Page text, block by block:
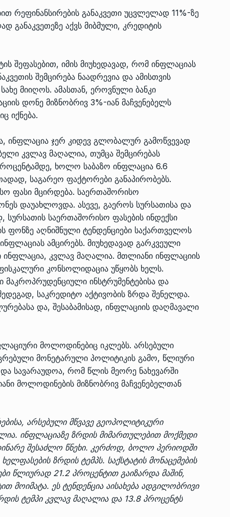
რეფინანსირების განაკვეთი უცვლელად 11%-ზე
განაკვეთეზე აქვს მიბმული, კრედიტის
შეფასებით, იმის მიუხედავად, რომ ინფლაციას
შემცირება ნაადრევია და ამისთვის
მიიღოს. ამასთან, ეროვნული ბანკი
დონე მიზნობრივ 3%-იან მაჩვენებელს
იქნება.
ინფლაცია ჯერ კიდევ გლობალურ გამოწვევად
კვლავ მაღალია, თუმცა შემცირებას
ხოლო საბაზო ინფლაცია 6.6
საგარეო ფაქტორები განაპირობებს.
ფასი მცირდება. საერთაშორისო
დაუახლოვდა. ასევე, გაეროს სურსათისა და
სურსათის საერთაშორისო ფასების ინდექსი
ფონზე აღნიშნული ტენდენციები საქართველოს
ამცირებს. მიუხედავად გარკვეული
ინფლაცია, კვლავ მაღალია. მთლიანი ინფლაციის
კონსოლიდაცია უწყობს ხელს.
ინსტრუმენტებისა და
საკრედიტო აქტივობის ზრდა შენელდა.
და, შესაბამისად, ინფლაციის დაღმავალი
მოლოდინებიც იკლებს. არსებული
მონეტარული პოლიტიკის გამო, წლიური
სავარაუდოა, რომ წლის მეორე ნახევარში
მოლოდინების მიზნობრივ მაჩვენებელთან
არსებული მწვავე გეოპოლიტიკური
ინფლაციაზე ზრდის მიმართულებით მოქმედი
შესაძლო წნეხი. კერძოდ, ბოლო პერიოდში
ზრდის ტემპს. საქსტატის მონაცემების
წლიურად 21.2 პროცენტით გაიზარდა მაშინ,
ეს ტენდენცია აისახება ადგილობრივი
ტემპი კვლავ მაღალია და 13.8 პროცენტს
ᲔᲙᲝᲜᲝᲛᲘᲙᲐ 13/05/2022
პრემიერ-მინისტრი ირაკლი
ღარიბაშვილი ოზურგეთის
15
პრემიერ-მინისტრმა ირაკლი
ღარიბაშვილმა ახლად
რეაბილიტირებული ოზურგეთის…
ᲒᲐᲜᲐᲗᲚᲔᲑᲐ 15/05/2022